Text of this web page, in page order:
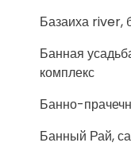
Базаиха river,
Банная
комплекс
Банно-
Банный Рай,